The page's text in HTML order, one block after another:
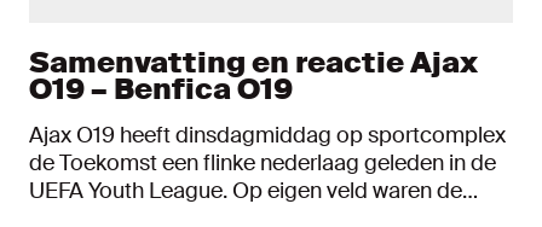
Samenvatting en reactie Ajax
O19 – Benfica O19
Ajax O19 heeft dinsdagmiddag op sportcomplex
de Toekomst een flinke nederlaag geleden in de
UEFA Youth League. Op eigen veld waren de